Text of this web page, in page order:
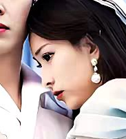
masalah dengan
menyamar menjadi
buruk menimpanya saat
Soni Saputra.Soni
Apalagi neneknya
wanita yang kemudian
paksaan
sekretaris pribadinya.
di antara mereka